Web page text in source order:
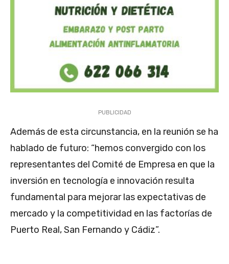
PUBLICIDAD
Además de esta circunstancia, en la reunión se ha
hablado de futuro: “hemos convergido con los
representantes del Comité de Empresa en que la
inversión en tecnología e innovación resulta
fundamental para mejorar las expectativas de
mercado y la competitividad en las factorías de
Puerto Real, San Fernando y Cádiz”.